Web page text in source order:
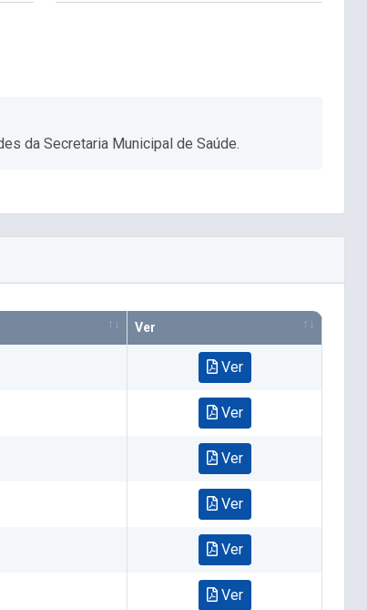
da Secretaria Municipal de Saúde.
Ver
Ver
Ver
Ver
Ver
Ver
Ver